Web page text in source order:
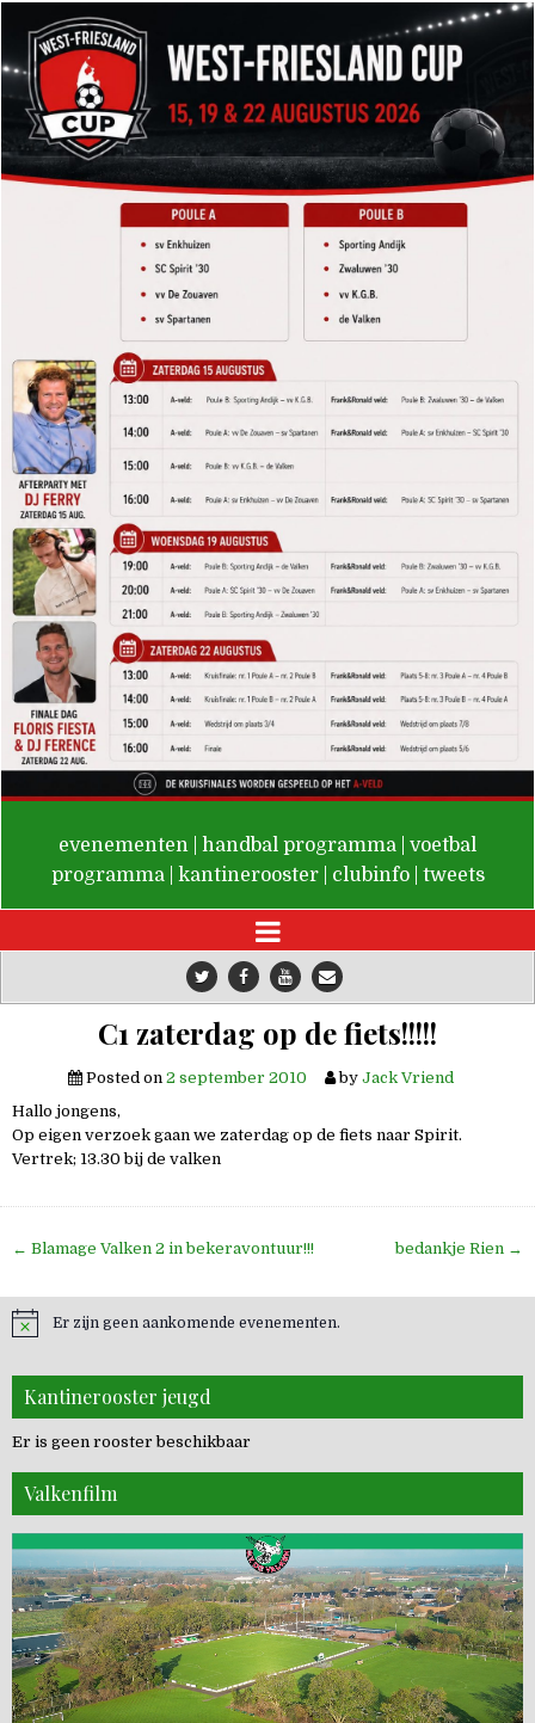
De Valken
evenementen handbal programma
voetbal
programma
kantinerooster clubinfo tweets
C1 zaterdag op de fiets!!!!!
Posted on 2 september 2010 by Jack Vriend
Hallo jongens,
Op eigen verzoek gaan we zaterdag op de fiets naar Spirit.
Vertrek; 13.30 bij de valken
Bericht
← Blamage Valken 2 in bekeravontuur!!! bedankje Rien →
Er zijn geen aankomende evenementen.
Kantinerooster jeugd
Er is geen rooster beschikbaar
Valkenfilm